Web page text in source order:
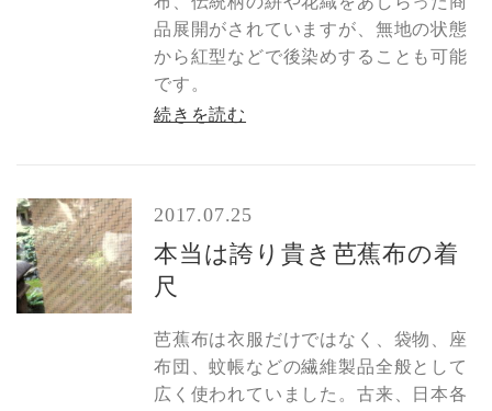
品展開がされていますが、無地の状態
から紅型などで後染めすることも可能
です。
続きを読む
2017.07.25
本当は誇り貴き芭蕉布の着
尺
芭蕉布は衣服だけではなく、袋物、座
布団、蚊帳などの繊維製品全般として
広く使われていました。古来、日本各